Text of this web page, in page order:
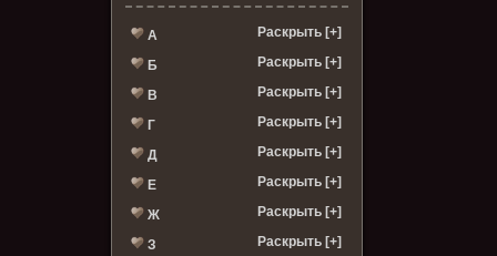
А Раскрыть [+]
Б Раскрыть [+]
В Раскрыть [+]
Г Раскрыть [+]
Д Раскрыть [+]
Е Раскрыть [+]
Ж Раскрыть [+]
З Раскрыть [+]